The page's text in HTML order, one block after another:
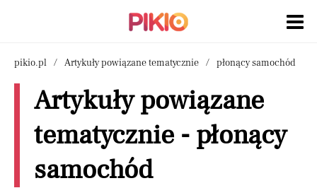
pikio.pl Artykuły powiązane tematycznie płonący samochód
Artykuły powiązane
tematycznie - płonący
samochód